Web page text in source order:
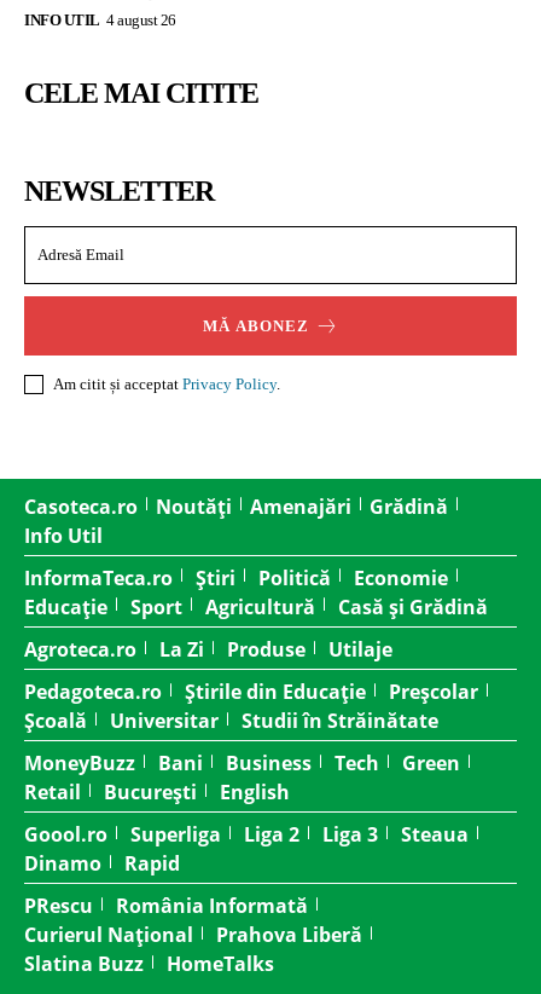
INFO UTIL 4 august 26
CELE MAI CITITE
NEWSLETTER
MĂ ABONEZ
Am citit și acceptat Privacy Policy.
Casoteca.ro Noutăți Amenajări
Grădină
Info Util
InformaTeca.ro
Știri Politică
Economie
Educație
Sport Agricultură
Casă și Grădină
Agroteca.ro
La Zi Produse
Utilaje
Pedagoteca.ro
Știrile din Educație
Preșcolar
Școală
Universitar
Studii în Străinătate
MoneyBuzz
Bani Business Tech
Green
Retail
București
English
Goool.ro
Superliga Liga 2 Liga 3
Steaua
Dinamo
Rapid
PRescu
România Informată
Curierul Național
Prahova Liberă
Slatina Buzz
HomeTalks